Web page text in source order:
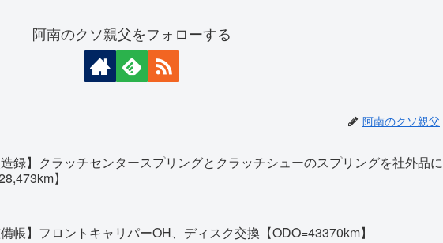
阿南のクソ親父をフォローする
阿南のクソ親父
造録】クラッチセンタースプリングとクラッチシューのスプリングを社外品に
】
備帳】フロントキャリパーOH、ディスク交換【ODO=43370km】